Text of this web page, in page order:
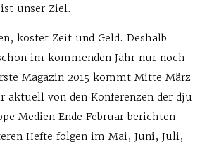
unser Ziel.
kostet Zeit und Geld. Deshalb
im kommenden Jahr nur noch
Magazin 2015 kommt Mitte März
aktuell von den Konferenzen der dju
Medien Ende Februar berichten
Hefte folgen im Mai, Juni, Juli,